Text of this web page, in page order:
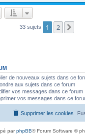
33 sujets 1 2
de nouveaux sujets dans ce
aux sujets dans ce forum
vos messages dans ce forum
vos messages dans ce
Supprimer les cookies
parphpBB® Forum Software ©